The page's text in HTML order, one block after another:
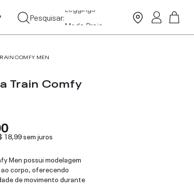
Pesquisar: Moda Praia
COMFY MEN
Train Comfy
18,99sem juros
Men possui modelagem
corpo, oferecendo
de movimento durante